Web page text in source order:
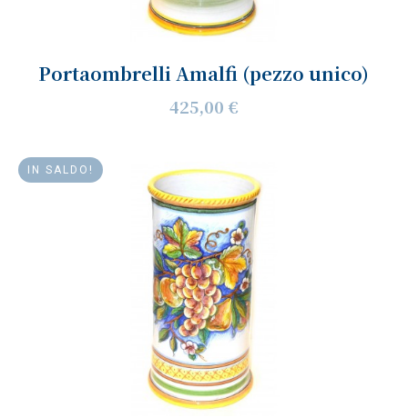
Portaombrelli Amalfi (pezzo unico)
425,00 €
IN SALDO!